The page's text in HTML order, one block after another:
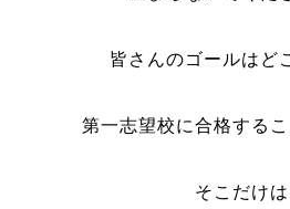
皆さんのゴールはど
第一志望校に合格する
そこだけは